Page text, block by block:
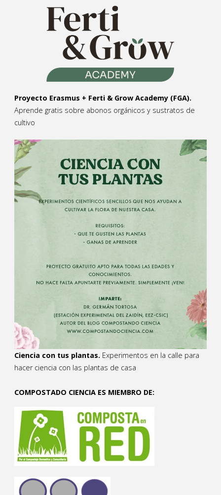
Proyecto Erasmus + Ferti & Grow Academy (FGA).
Aprende gratis sobre abonos orgánicos y sustratos de
cultivo
Ciencia con tus plantas. Experimentos en la calle para
hacer ciencia con las plantas de casa
COMPOSTADO CIENCIA ES MIEMBRO DE: